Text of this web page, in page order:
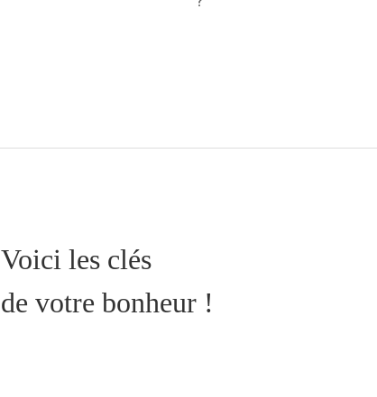
Voici les clés
de votre bonheur !